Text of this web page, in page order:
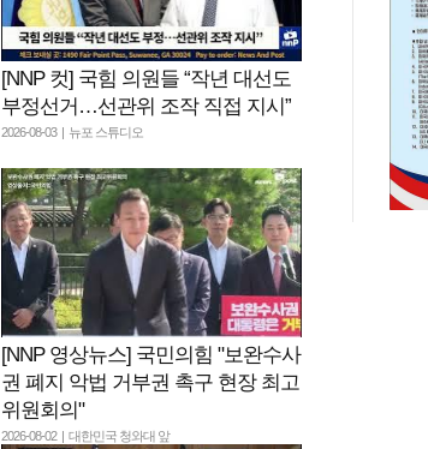
[NNP 컷] 국힘 의원들 “작년 대선도
부정선거…선관위 조작 직접 지시”
2026-08-03 | 뉴포 스튜디오
[NNP 영상뉴스] 국민의힘 "보완수사
권 폐지 악법 거부권 촉구 현장 최고
위원회의"
2026-08-02 | 대한민국 청와대 앞